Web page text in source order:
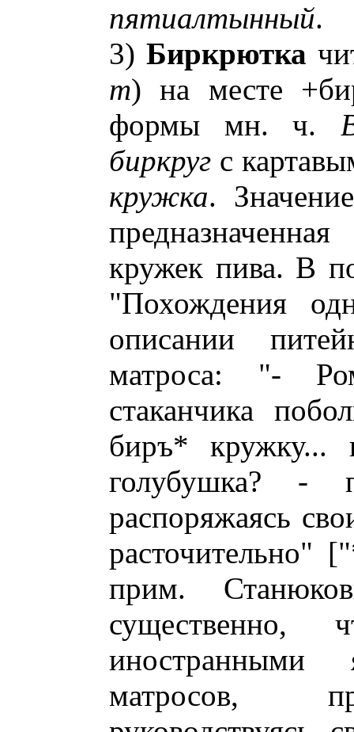
пятиалтынный.
3) Биркрютка
т) на месте
формы мн. ч.
биркруг с
кружка.
кружек пива. В
"Похождения
описании
матроса: "-
стаканчика
биръ* кружку...
голубушка? -
распоряжаясь
расточительно"
прим.
существенно,
матросов,